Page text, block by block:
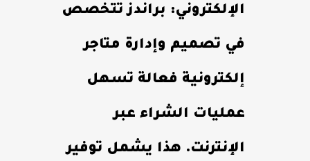
الإلكتروني: براندز تتخصص
في تصميم وإدارة متاجر
إلكترونية فعالة تسهل
عمليات الشراء عبر
الإنترنت. هذا يشمل توفير